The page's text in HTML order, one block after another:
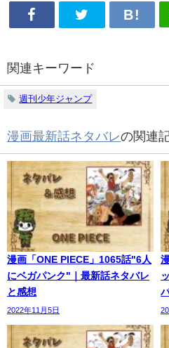
関連キーワード
週刊少年ジャンプ
漫画最新話ネタバレの関連
漫画「ONE PIECE」1065話"6人
にベガパンク"｜最新話ネタバレ
と感想
2022年11月5日